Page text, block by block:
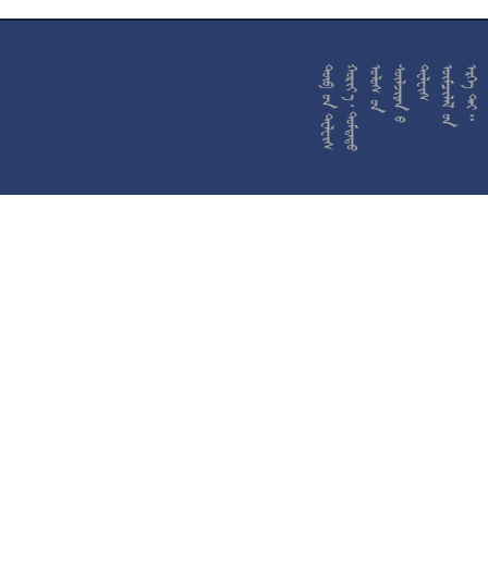










































































































